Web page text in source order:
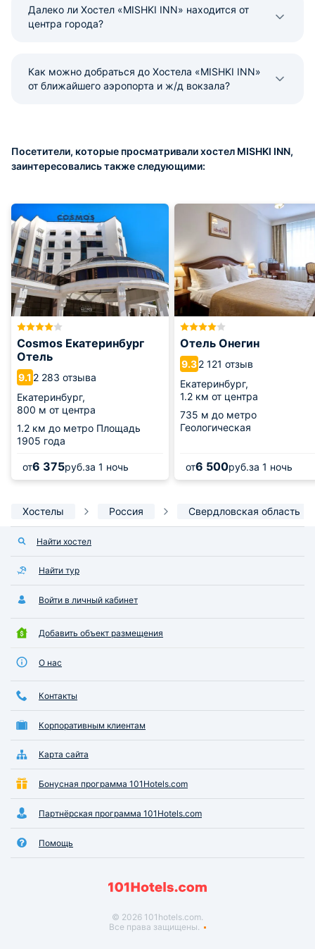
Далеко ли Хостел «MISHKI INN» находится от
центра города?
Как можно добраться до Хостела «MISHKI INN»
от ближайшего аэропорта и ж/д вокзала?
Посетители, которые просматривали хостел MISHKI INN,
заинтересовались также следующими:
Cosmos Екатеринбург
Отель
9.1 2 283 отзыва
Екатеринбург,
800 м от центра
1.2 км до метро Площадь
1905 года
от6 375руб.за 1 ночь
Отель Онегин
9.32 121 отзыв
Екатеринбург,
1.2 км от центра
735 м до метро
Геологическая
от6 500руб.за 1 ночь
Хостелы Россия Свердловская область
Найти хостел
Найти тур
Войти в личный кабинет
Добавить объект размещения
О нас
Контакты
Корпоративным клиентам
Карта сайта
Бонусная программа 101Hotels.com
Партнёрская программа 101Hotels.com
Помощь
© 2026 101hotels.com.
Все права защищены.